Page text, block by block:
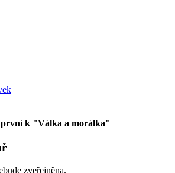
k "Válka a morálka"
zveřejněna.